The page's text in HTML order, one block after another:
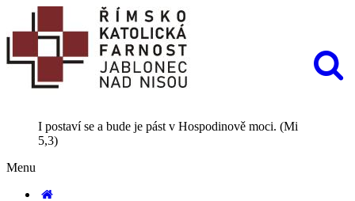
I postaví se a bude je pást v Hospodinově moci. (Mi
5,3)
Menu